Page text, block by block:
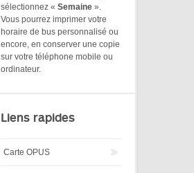
sélectionnez « Semaine ».
Vous pourrez imprimer votre
horaire de bus personnalisé ou
encore, en conserver une copie
sur votre téléphone mobile ou
ordinateur.
Liens rapides
Carte OPUS